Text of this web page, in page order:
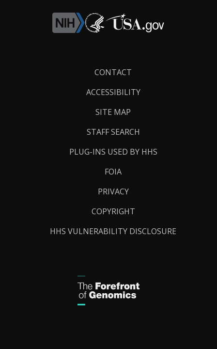
CONTACT
ACCESSIBILITY
SITE MAP
STAFF SEARCH
PLUG-INS USED BY HHS
FOIA
PRIVACY
COPYRIGHT
HHS VULNERABILITY DISCLOSURE